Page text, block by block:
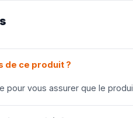
de ce produit ?
pour vous assurer que le